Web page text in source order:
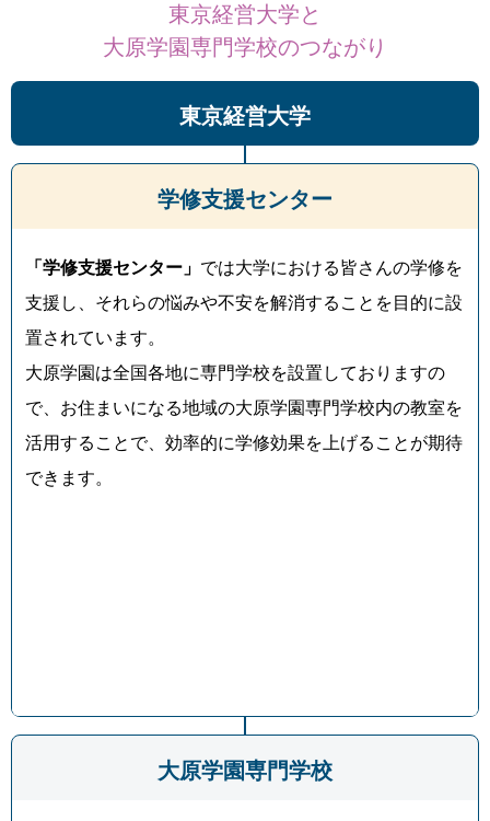
東京経営大学と
大原学園専門学校のつながり
東京経営大学
学修支援センター
「学修支援センター」 では大学における皆さんの学修を
支援し、それらの悩みや不安を解消することを目的に設
置されています。
大原学園は全国各地に専門学校を設置しておりますの
で、お住まいになる地域の大原学園専門学校内の教室を
活用することで、効率的に学修効果を上げることが期待
できます。
大原学園専門学校